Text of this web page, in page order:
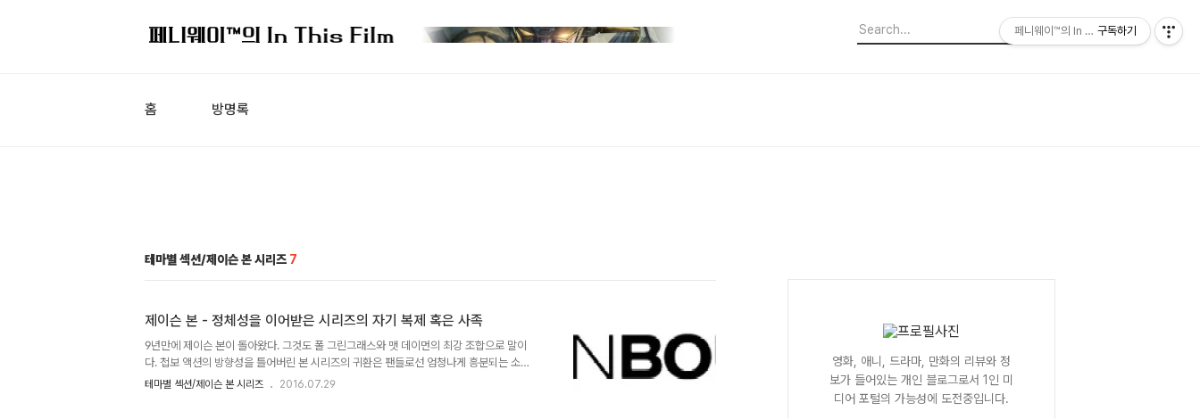
홈 방명록
테마별 섹션/제이슨 본 시리즈 7
제이슨 본 - 정체성을 이어받은 시리즈의 자기 복제 혹은 사족
9년만에 제이슨 본이 돌아왔다. 그것도 폴 그린그래스와 맷 데이먼의 최강 조합으로 말이
다. 첩보 액션의 방향성을 틀어버린 본 시리즈의 귀환은 팬들로선 엄청나게 흥분되는 소식
이 아닐 수 없다. 다만 본 트릴로지의 숨은 주역들은 돌아오지 않았다. 로버트 러들럼의 원
테마별 섹션/제이슨 본 시리즈 2016.07.29
영화, 애니, 드라마, 만화의 리뷰와 정
보가 들어있는 개인 블로그로서 1인 미
디어 포털의 가능성에 도전중입니다.
페니웨이™의 In This Film
구독하기